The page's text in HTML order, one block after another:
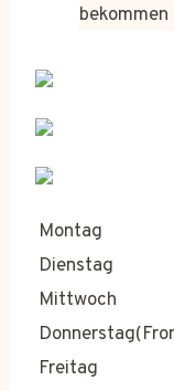
bekommen
Montag
Dienstag
Mittwoch
Freitag